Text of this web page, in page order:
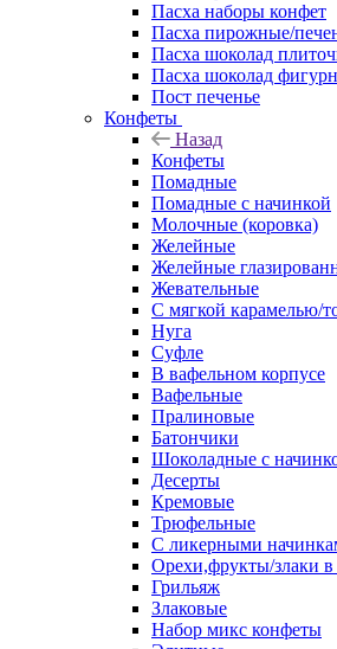
Пасха наборы конфет
Пасха пирожные/
Пасха шоколад
Пасха шоколад
Пост печенье
Конфеты
Назад
Конфеты
Помадные
Помадные с начинкой
Молочные (коровка)
Желейные
Желейные
Жевательные
С мягкой карамелью/
Нуга
Суфле
В вафельном корпусе
Вафельные
Пралиновые
Батончики
Шоколадные с
Десерты
Кремовые
Трюфельные
С ликерными
Орехи,фрукты/злаки в
Грильяж
Злаковые
Набор микс конфеты